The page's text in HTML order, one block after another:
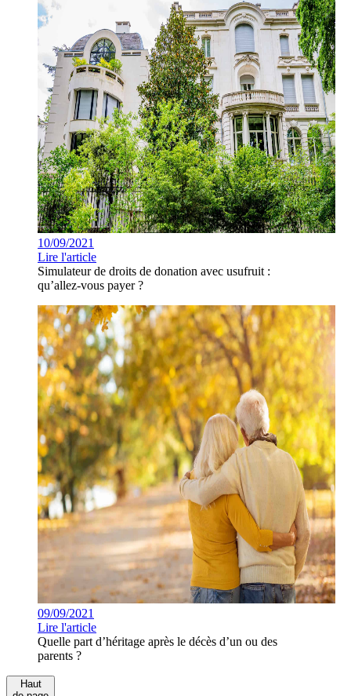
10/09/2021
Lire l'article
Simulateur de droits de donation avec usufruit :
qu’allez-vous payer ?
09/09/2021
Lire l'article
Quelle part d’héritage après le décès d’un ou des
parents ?
Haut